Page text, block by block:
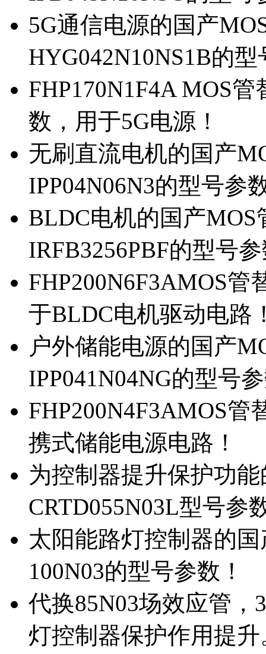
5G通信电源的国产
HYG042N10NS1B的
FHP170N1F4A MOS
数，用于5G电源！
无刷直流电机的国产
IPP04N06N3的型号参
BLDC电机的国产MOS
IRFB3256PBF的型号
FHP200N6F3AMOS管
于BLDC电机驱动电路
户外储能电源的国产
IPP041N04NG的型号
FHP200N4F3AMOS管
携式储能电源电路！
为控制器提升保护功
CRTD055N03L型号参
太阳能路灯控制器的
100N03的型号参数！
代换85N03场效应管
灯控制器保护作用提升